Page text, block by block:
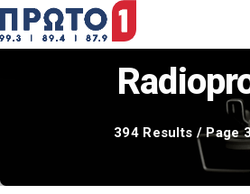
394 Results / Page